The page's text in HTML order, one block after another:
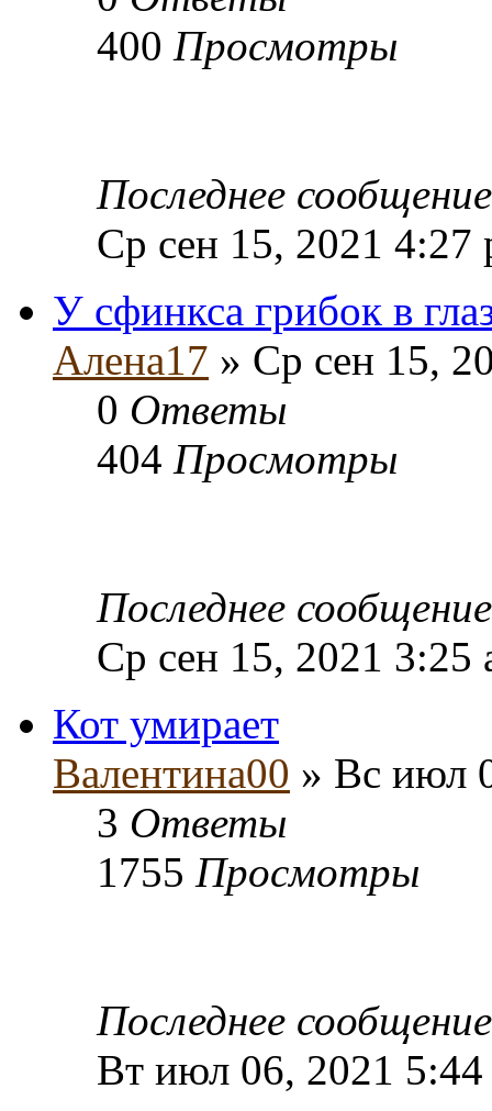
400 Просмотры
Последнее
Ср сен 15, 2021 4:27
У сфинкса грибок в
Алена17 » Ср сен 15,
0 Ответы
404 Просмотры
Последнее
Ср сен 15, 2021 3:25
Кот умирает
Валентина00 » Вс июл
3 Ответы
1755 Просмотры
Последнее
Вт июл 06, 2021 5:44